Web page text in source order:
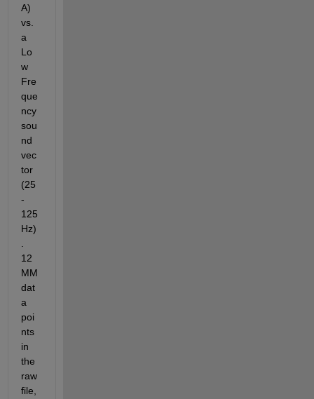
A)
vs.
a
Lo
w
Fre
que
ncy
sou
nd
vec
tor
(25
-
125
Hz)
12
MM
dat
a
poi
nts
in
the
raw
file,